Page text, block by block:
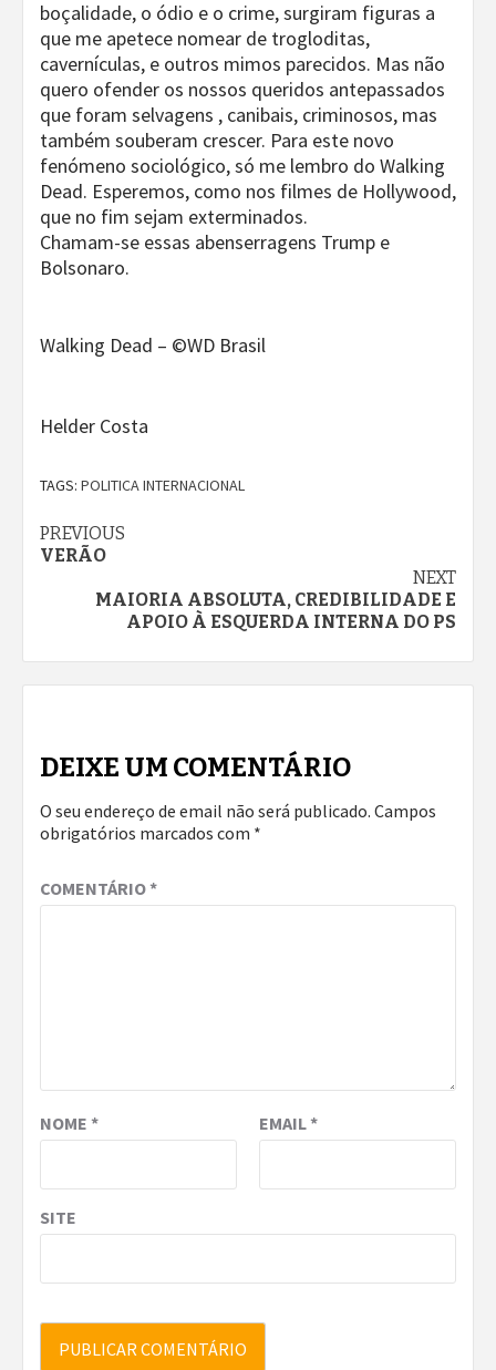
boçalidade, o ódio e o crime, surgiram figuras a
que me apetece nomear de trogloditas,
cavernículas, e outros mimos parecidos. Mas não
quero ofender os nossos queridos antepassados
que foram selvagens , canibais, criminosos, mas
também souberam crescer. Para este novo
fenómeno sociológico, só me lembro do Walking
Dead. Esperemos, como nos filmes de Hollywood,
que no fim sejam exterminados.
Chamam-se essas abenserragens Trump e
Bolsonaro.
Walking Dead – ©WD Brasil
Helder Costa
TAGS: POLITICA INTERNACIONAL
Continue
PREVIOUS
VERÃO
NEXT
MAIORIA ABSOLUTA, CREDIBILIDADE E
APOIO À ESQUERDA INTERNA DO PS
DEIXE UM COMENTÁRIO
O seu endereço de email não será publicado. Campos
obrigatórios marcados com *
COMENTÁRIO*
NOME * EMAIL*
SITE